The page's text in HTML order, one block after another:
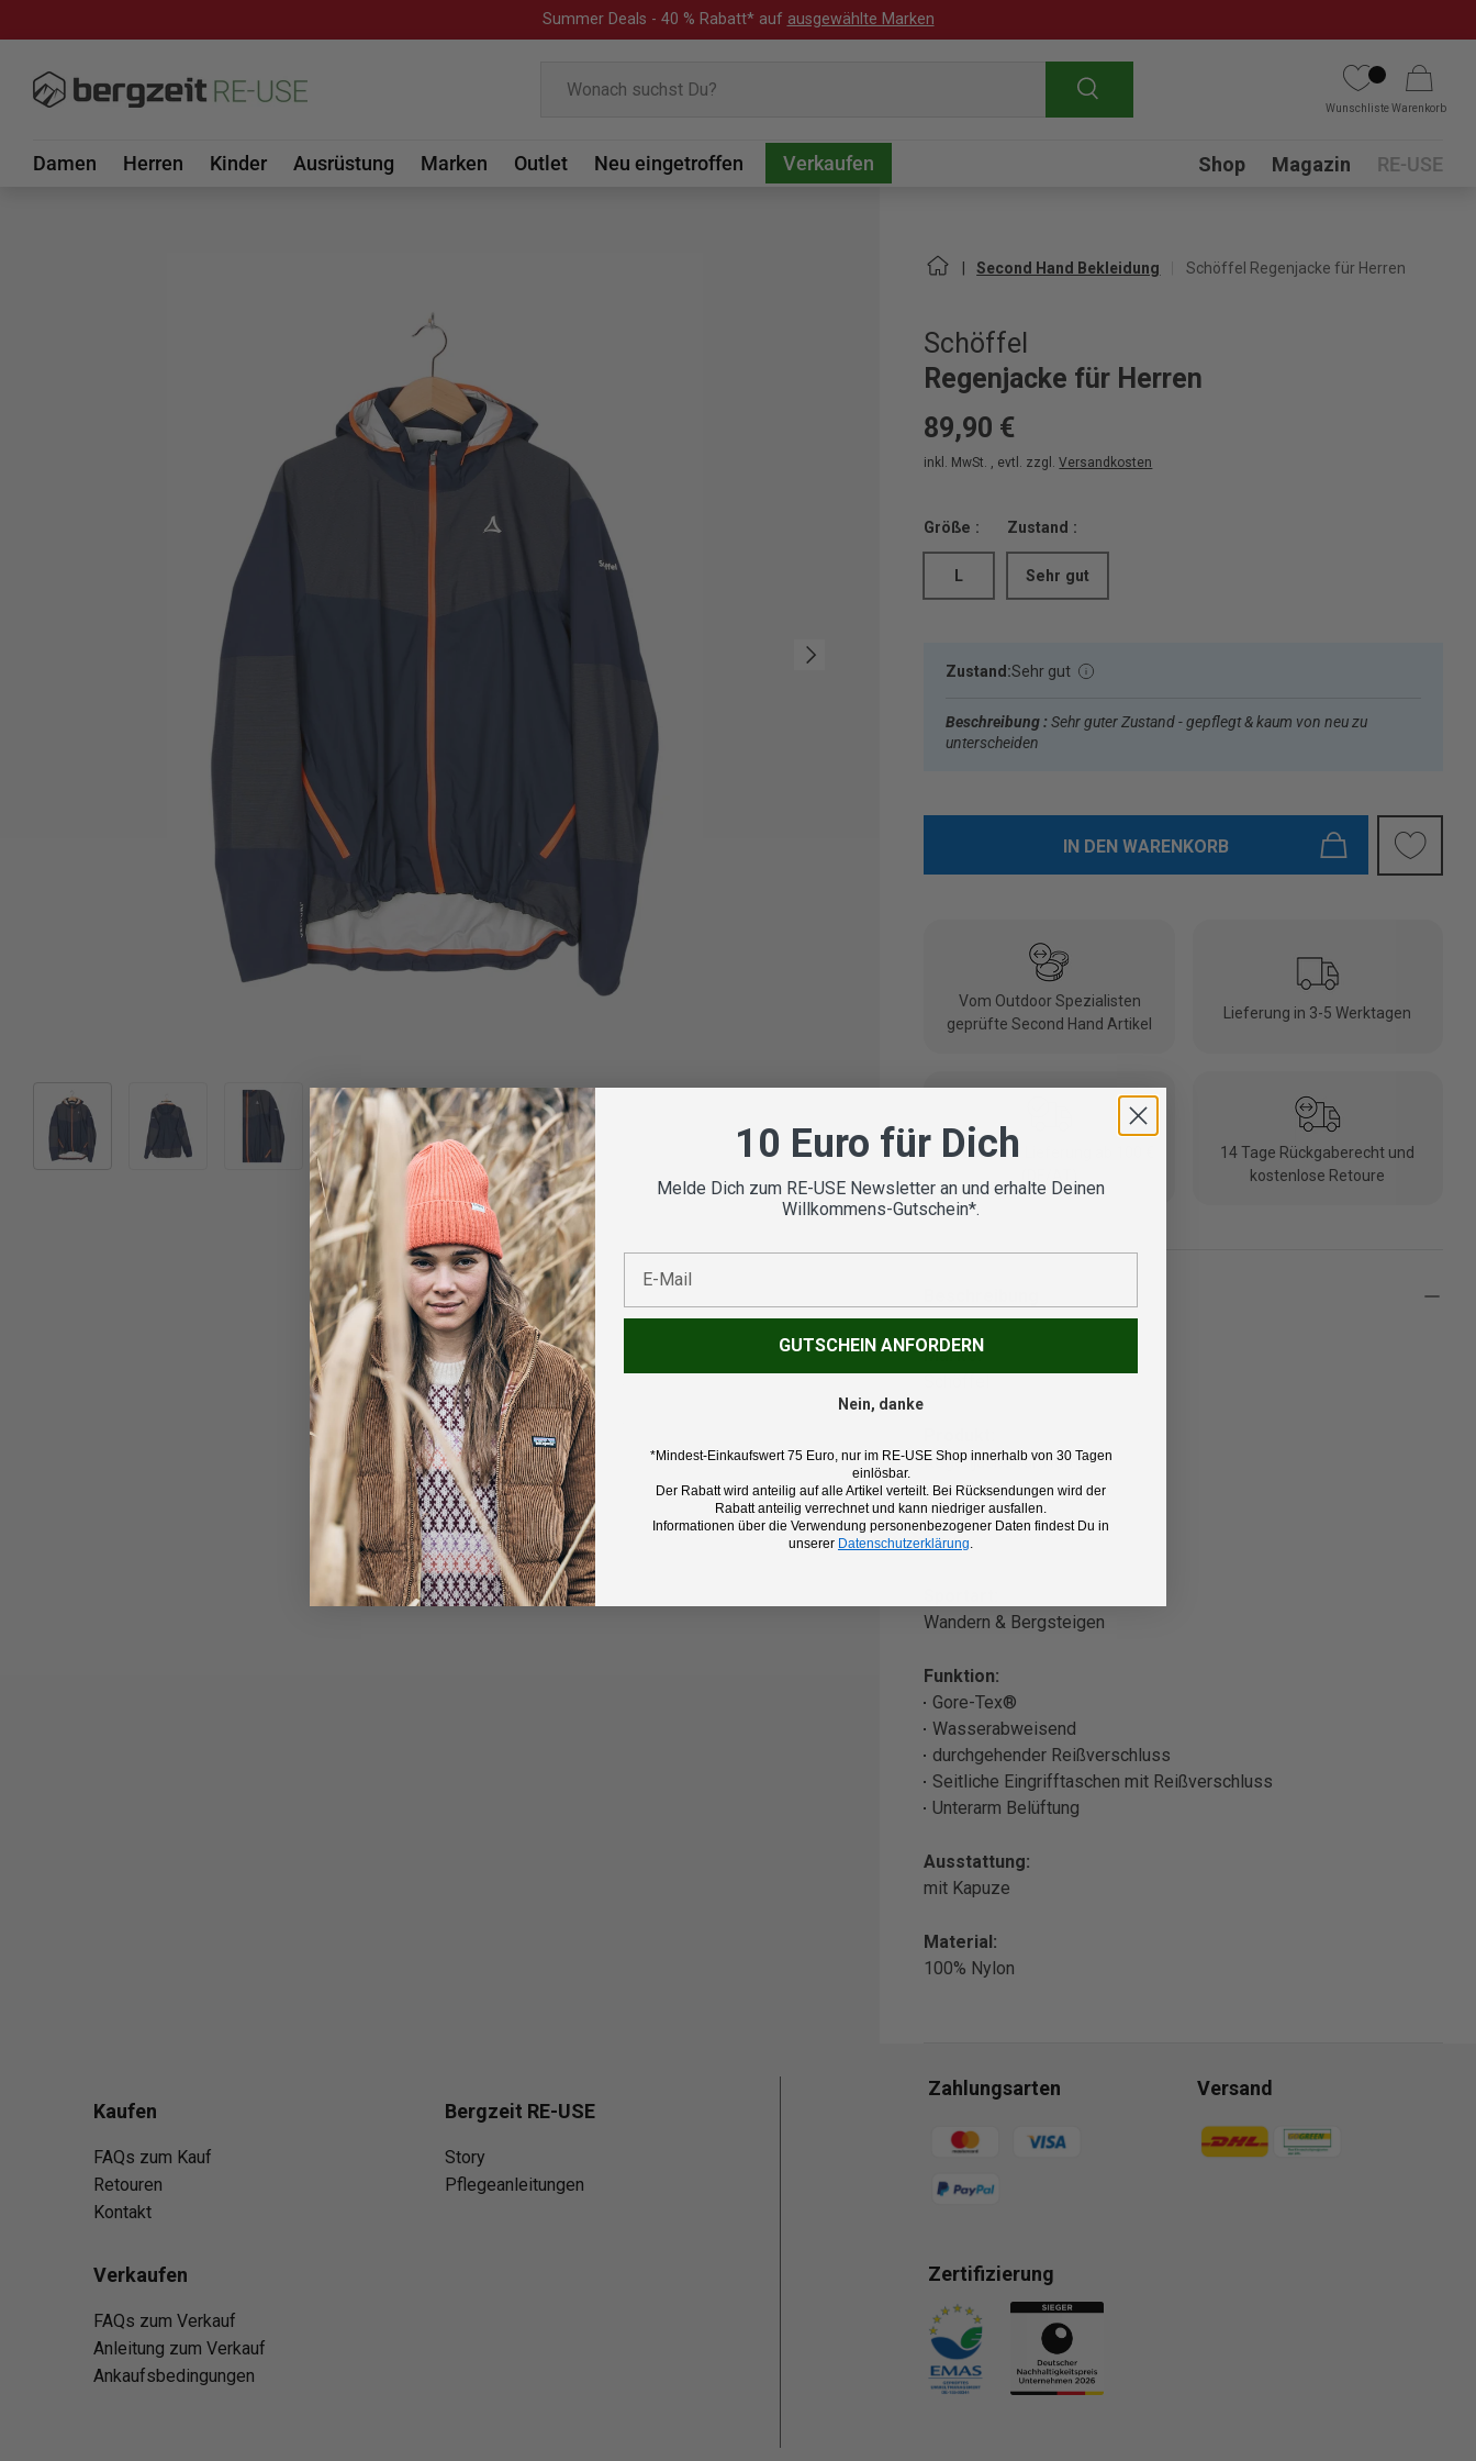
Summer Deals - 40 % Rabatt* auf ausgewählte Marken
Suchen
WunschlisteWarenkorb
Damen Herren Kinder Ausrüstung Marken Outlet Neu eingetroffen Verkaufen Submenu
Shop Magazin RE-USE
Nächste
Bild 2 in Galerieansicht laden
Bild 3 in Galerieansicht laden
Second Hand Bekleidung Schöffel Regenjacke für Herren
Schöffel
Regenjacke für Herren
89,90 €
inkl. MwSt. , evtl. zzgl.Versandkosten
Größe :
L
Zustand :
Sehr gut
Zustand:Sehr gut
Beschreibung :Sehr guter Zustand - gepflegt & kaum von neu zu
unterscheiden
IN DEN WARENKORB
Vom Outdoor Spezialisten
geprüfte Second Hand Artikel
Lieferung in 3-5 Werktagen
Kostenlose Lieferung ab 100 €
14 Tage Rückgaberecht und
kostenlose Retoure
Marke:
Regenjacke für Herren
Farbe:
Blau
Wandern & Bergsteigen
Funktion:
Gore-Tex®
Wasserabweisend
durchgehender Reißverschluss
Seitliche Eingrifftaschen mit Reißverschluss
Unterarm Belüftung
Ausstattung:
mit Kapuze
Material:
100% Nylon
Kaufen
FAQs zum Kauf
Retouren
Kontakt
Bergzeit RE-USE
Story
Pflegeanleitungen
Verkaufen
FAQs zum Verkauf
Anleitung zum Verkauf
Ankaufsbedingungen
Zahlungsarten
Zahlungsmethoden
Versand
Zahlungsmethoden
Zertifizierung
Zahlungsmethoden
10 Euro für Dich
Melde Dich zum RE-USE Newsletter an und erhalte Deinen
Willkommens-Gutschein*.
GUTSCHEIN ANFORDERN
Nein, danke
*Mindest-Einkaufswert 75 Euro, nur im RE-USE Shop innerhalb von 30 Tagen
einlösbar.
Der Rabatt wird anteilig auf alle Artikel verteilt. Bei Rücksendungen wird der
Rabatt anteilig verrechnet und kann niedriger ausfallen.
Informationen über die Verwendung personenbezogener Daten findest Du in
unserer Datenschutzerklärung